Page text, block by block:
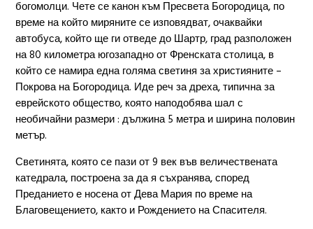
богомолци. Чете се канон към Пресвета Богородица, по
време на който миряните се изповядват, очаквайки
автобуса, който ще ги отведе до Шартр, град разположен
на 80 километра югозападно от Френската столица, в
който се намира една голяма светиня за християните –
Покрова на Богородица. Иде реч за дреха, типична за
еврейското общество, която наподобява шал с
необичайни размери : дължина 5 метра и ширина половин
метър.
Светинята, която се пази от 9 век във величествената
катедрала, построена за да я съхранява, според
Преданието е носена от Дева Мария по време на
Благовещението, както и Рождението на Спасителя.